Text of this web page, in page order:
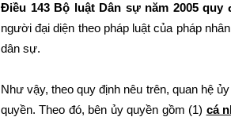
Điều 143 Bộ luật Dân sự năm 2005
người đại diện theo pháp luật của pháp
dân sự.
Như vậy, theo quy định nêu trên, quan hệ
quyền. Theo đó, bên ủy quyền gồm (1) cá